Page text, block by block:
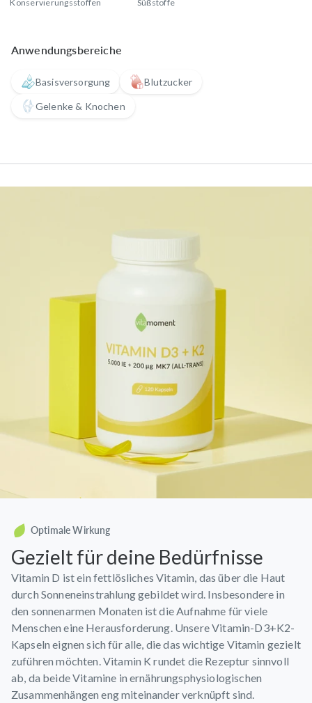
Konservierungsstoffen
Süßstoffe
Anwendungsbereiche
Basisversorgung Blutzucker
Gelenke & Knochen
Optimale Wirkung
Gezielt für deine Bedürfnisse
Vitamin D ist ein fettlösliches Vitamin, das über die Haut
durch Sonneneinstrahlung gebildet wird. Insbesondere in
den sonnenarmen Monaten ist die Aufnahme für viele
Menschen eine Herausforderung. Unsere Vitamin-D3+K2-
Kapseln eignen sich für alle, die das wichtige Vitamin gezielt
zuführen möchten. Vitamin K rundet die Rezeptur sinnvoll
ab, da beide Vitamine in ernährungsphysiologischen
Zusammenhängen eng miteinander verknüpft sind.